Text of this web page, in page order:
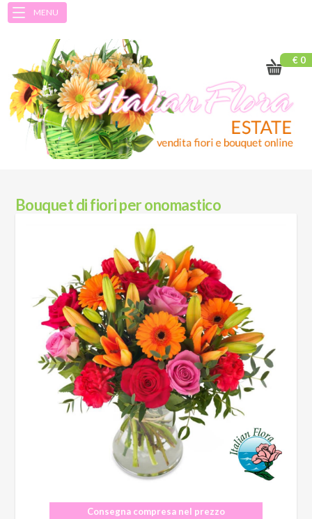
MENU
€ 0
Bouquet di fiori per onomastico
Consegna compresa nel prezzo